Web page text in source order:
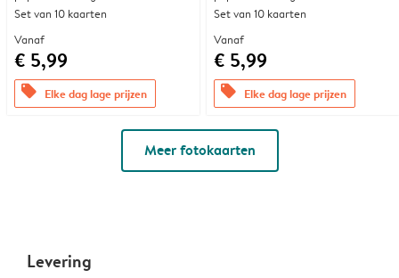
Set van 10 kaarten
Vanaf
€ 5,99
offers Elke dag lage prijzen
Set van 10 kaarten
Vanaf
€ 5,99
offers Elke dag lage prijzen
Meer fotokaarten
Levering